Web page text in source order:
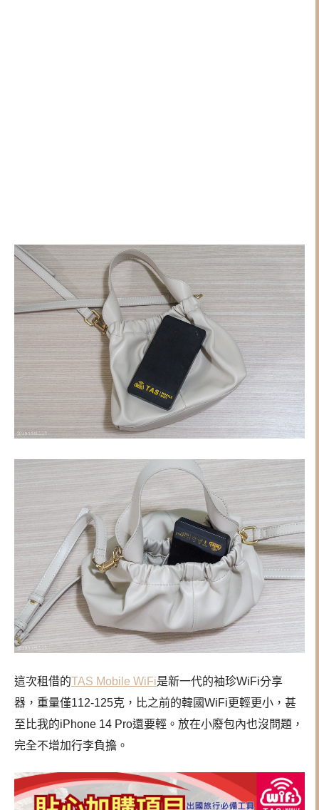
這次租借的TAS Mobile WiFi是新一代的袖珍WiFi分享
器，重量僅112-125克，比之前的韓國WiFi更輕更小，甚
至比我的iPhone 14 Pro還要輕。放在小廢包內也沒問題，
完全不增加行李負擔。